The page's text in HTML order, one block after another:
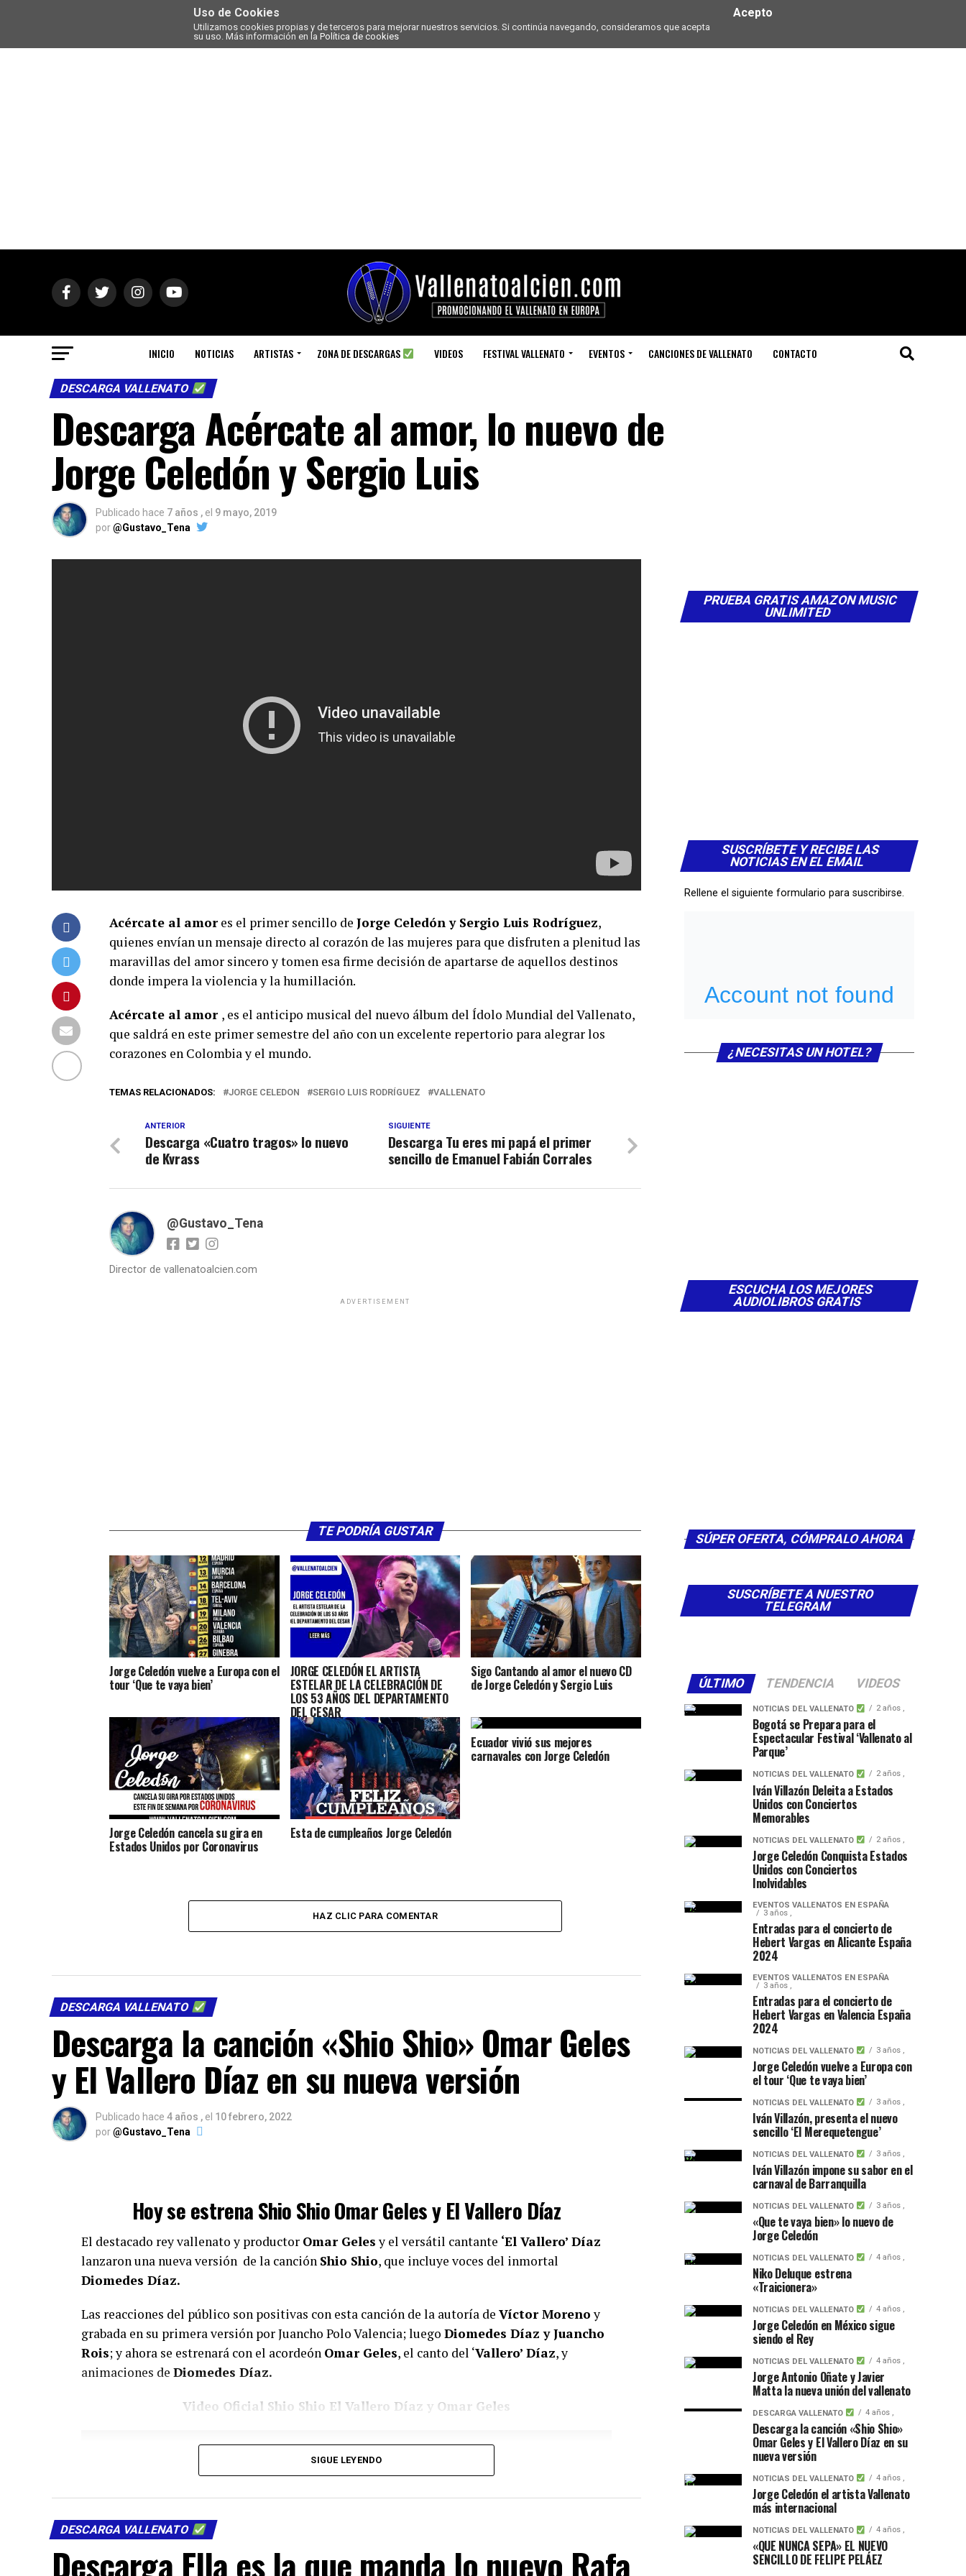
Uso de Cookies
Utilizamos cookies propias y de terceros para mejorar nuestros servicios. Si continúa navegando, consideramos que acepta
su uso. Más información en la Política de cookies
Acepto
INICIO NOTICIAS ARTISTAS ZONA DE DESCARGAS VIDEOS FESTIVAL VALLENATO EVENTOS CANCIONES DE VALLENATO CONTACTO
DESCARGA VALLENATO
Descarga Acércate al amor, lo nuevo de
Jorge Celedón y Sergio Luis
Publicado hace 7 años , el 9 mayo, 2019
por@Gustavo_Tena
Acércate al amores el primer sencillo de Jorge Celedón y Sergio Luis Rodríguez,
quienes envían un mensaje directo al corazón de las mujeres para que disfruten a plenitud las
maravillas del amor sincero y tomen esa firme decisión de apartarse de aquellos destinos
donde impera la violencia y la humillación.
Acércate al amor , es el anticipo musical del nuevo álbum del Ídolo Mundial del Vallenato,
que saldrá en este primer semestre del año con un excelente repertorio para alegrar los
corazones en Colombia y el mundo.
TEMAS RELACIONADOS: JORGE CELEDON SERGIO LUIS RODRÍGUEZ VALLENATO
SIGUIENTE
Descarga Tu eres mi papá el primer
sencillo de Emanuel Fabián Corrales
ANTERIOR
Descarga «Cuatro tragos» lo nuevo
de Kvrass
@Gustavo_Tena
Director de vallenatoalcien.com
ADVERTISEMENT
TE PODRÍA GUSTAR
Jorge Celedón vuelve a Europa con el
tour ‘Que te vaya bien’
JORGE CELEDÓN EL ARTISTA
ESTELAR DE LA CELEBRACIÓN DE
LOS 53 AÑOS DEL DEPARTAMENTO
DEL CESAR
Sigo Cantando al amor el nuevo CD
de Jorge Celedón y Sergio Luis
Jorge Celedón cancela su gira en
Estados Unidos por Coronavirus
Esta de cumpleaños Jorge Celedón
Ecuador vivió sus mejores
carnavales con Jorge Celedón
HAZ CLIC PARA COMENTAR
DESCARGA VALLENATO
Descarga la canción «Shio Shio» Omar Geles
y El Vallero Díaz en su nueva versión
Publicado hace 4 años , el 10 febrero, 2022
por@Gustavo_Tena
Hoy se estrena Shio Shio Omar Geles y El Vallero Díaz
El destacado rey vallenato y productor Omar Gelesy el versátil cantante ‘El Vallero’ Díaz
lanzaron una nueva versión de la canción Shio Shio, que incluye voces del inmortal
Diomedes Díaz.
Las reacciones del público son positivas con esta canción de la autoría de Víctor Morenoy
grabada en su primera versión por Juancho Polo Valencia; luego Diomedes Díaz y Juancho
Rois; y ahora se estrenará con el acordeón Omar Geles, el canto del ‘Vallero’ Díaz, y
animaciones de Diomedes Díaz.
Video Oficial Shio Shio El Vallero Díaz y Omar Geles
SIGUE LEYENDO
DESCARGA VALLENATO
Descarga Ella es la que manda lo nuevo Rafa
PRUEBA GRATIS AMAZON MUSIC
UNLIMITED
SUSCRÍBETE Y RECIBE LAS
NOTICIAS EN EL EMAIL
Rellene el siguiente formulario para suscribirse.
¿NECESITAS UN HOTEL?
ESCUCHA LOS MEJORES
AUDIOLIBROS GRATIS
SÚPER OFERTA, CÓMPRALO AHORA
SUSCRÍBETE A NUESTRO
TELEGRAM
ÚLTIMO TENDENCIA VIDEOS
NOTICIAS DEL VALLENATO 2 años ,
Bogotá se Prepara para el
Espectacular Festival ‘Vallenato al
Parque’
NOTICIAS DEL VALLENATO 2 años ,
Iván Villazón Deleita a Estados
Unidos con Conciertos
Memorables
NOTICIAS DEL VALLENATO 2 años ,
Jorge Celedón Conquista Estados
Unidos con Conciertos
Inolvidables
EVENTOS VALLENATOS EN ESPAÑA
3 años ,
Entradas para el concierto de
Hebert Vargas en Alicante España
2024
EVENTOS VALLENATOS EN ESPAÑA
3 años ,
Entradas para el concierto de
Hebert Vargas en Valencia España
2024
NOTICIAS DEL VALLENATO 3 años ,
Jorge Celedón vuelve a Europa con
el tour ‘Que te vaya bien’
NOTICIAS DEL VALLENATO 3 años ,
Iván Villazón, presenta el nuevo
sencillo ‘El Merequetengue’
NOTICIAS DEL VALLENATO 3 años ,
Iván Villazón impone su sabor en el
carnaval de Barranquilla
NOTICIAS DEL VALLENATO 3 años ,
«Que te vaya bien» lo nuevo de
Jorge Celedón
NOTICIAS DEL VALLENATO 4 años ,
Niko Deluque estrena
«Traicionera»
NOTICIAS DEL VALLENATO 4 años ,
Jorge Celedón en México sigue
siendo el Rey
NOTICIAS DEL VALLENATO 4 años ,
Jorge Antonio Oñate y Javier
Matta la nueva unión del vallenato
DESCARGA VALLENATO 4 años ,
Descarga la canción «Shio Shio»
Omar Geles y El Vallero Díaz en su
nueva versión
NOTICIAS DEL VALLENATO 4 años ,
Jorge Celedón el artista Vallenato
más internacional
NOTICIAS DEL VALLENATO 4 años ,
«QUE NUNCA SEPA» EL NUEVO
SENCILLO DE FELIPE PELÁEZ